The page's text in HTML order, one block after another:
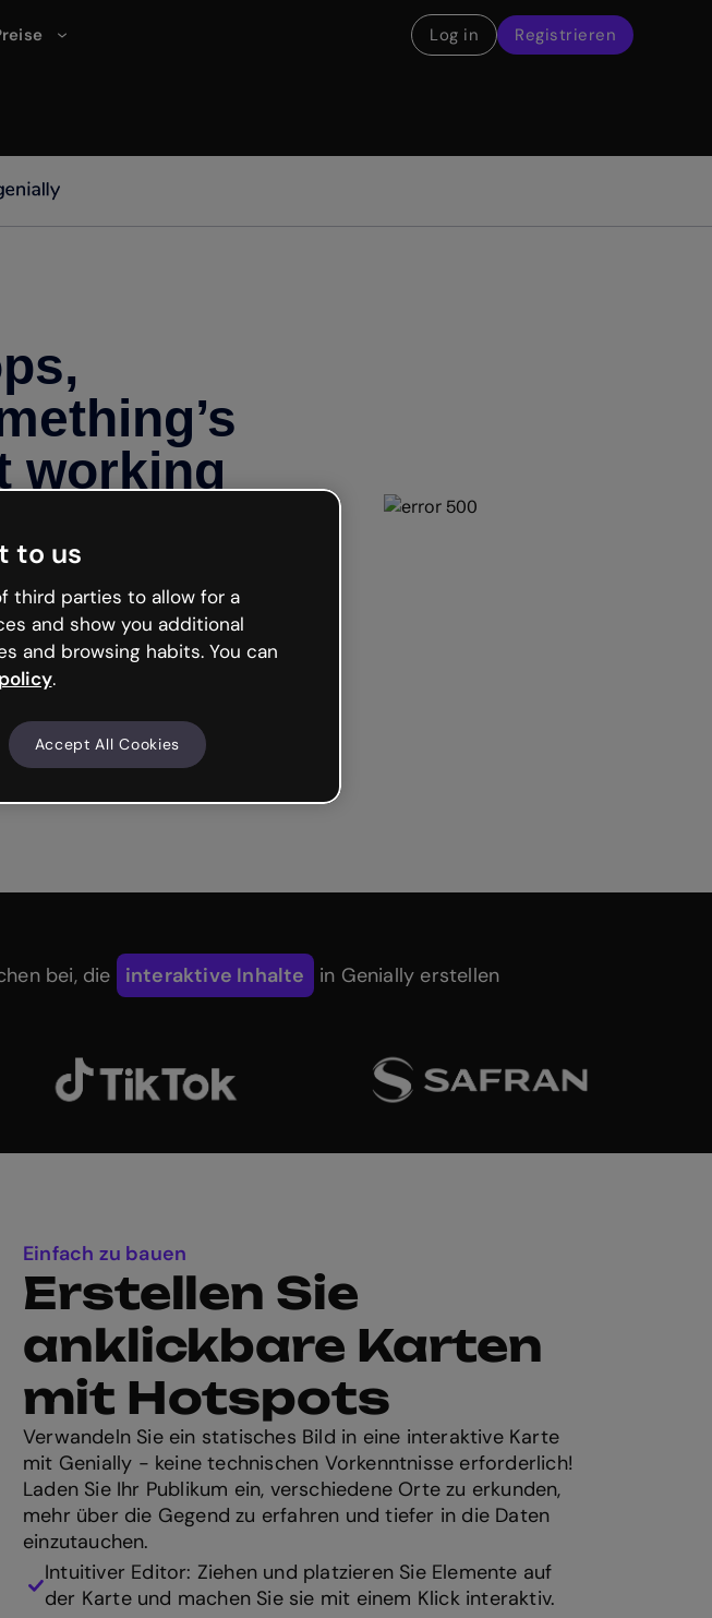
Log in Registrieren
bei, die interaktive Inhalte in Genially erstellen
Einfach zu bauen
Erstellen Sie
anklickbare Karten
mit Hotspots
Verwandeln Sie ein statisches Bild in eine interaktive Karte
mit Genially - keine technischen Vorkenntnisse erforderlich!
Laden Sie Ihr Publikum ein, verschiedene Orte zu erkunden,
mehr über die Gegend zu erfahren und tiefer in die Daten
einzutauchen.
Intuitiver Editor: Ziehen und platzieren Sie Elemente auf
der Karte und machen Sie sie mit einem Klick interaktiv.
to us
third parties to allow for a
and show you additional
and browsing habits. You can
.
Accept All Cookies